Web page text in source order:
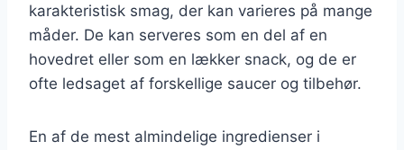
karakteristisk smag, der kan varieres på mange
måder. De kan serveres som en del af en
hovedret eller som en lækker snack, og de er
ofte ledsaget af forskellige saucer og tilbehør.
En af de mest almindelige ingredienser i